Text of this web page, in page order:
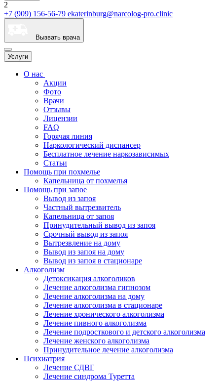
2
+7 (909) 156-56-79 ekaterinburg@narcolog-pro.clinic
Вызвать врача
Услуги
О нас
Акции
Фото
Врачи
Отзывы
Лицензии
FAQ
Горячая линия
Наркологический диспансер
Бесплатное лечение наркозависимых
Статьи
Помощь при похмелье
Капельница от похмелья
Помощь при запое
Вывод из запоя
Частный вытрезвитель
Капельница от запоя
Принудительный вывод из запоя
Срочный вывод из запоя
Вытрезвление на дому
Вывод из запоя на дому
Вывод из запоя в стационаре
Алкоголизм
Детоксикация алкоголиков
Лечение алкоголизма гипнозом
Лечение алкоголизма на дому
Лечение алкоголизма в стационаре
Лечение хронического алкоголизма
Лечение пивного алкоголизма
Лечение подросткового и детского алкоголизма
Лечение женского алкоголизма
Принудительное лечение алкоголизма
Психиатрия
Лечение СДВГ
Лечение синдрома Туретта